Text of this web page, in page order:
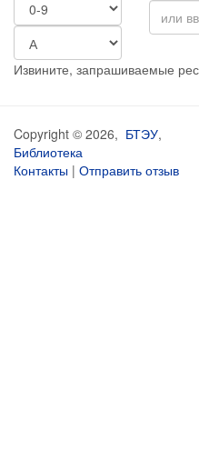
Извините, запрашиваемые
Copyright © 2026, БТЭУ,
Библиотека
Контакты | Отправить отзыв